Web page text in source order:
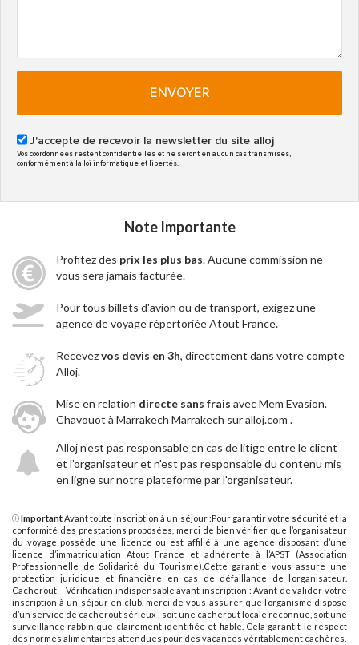
ENVOYER
J'accepte de recevoir la newsletter du site alloj
Vos coordonnées restent confidentielles et ne seront en aucun cas transmises,
conformément à la loi informatique et libertés.
Note Importante
Profitez des prix les plus bas. Aucune commission ne
vous sera jamais facturée.
Pour tous billets d'avion ou de transport, exigez une
agence de voyage répertoriée Atout France.
Recevezvos devis en 3h, directement dans votre compte
Alloj.
Mise en relation directe sans frais avec Mem Evasion.
Chavouot à Marrakech Marrakech sur alloj.com .
Alloj n'est pas responsable en cas de litige entre le client
et l’organisateur et n'est pas responsable du contenu mis
en ligne sur notre plateforme par l'organisateur.
ImportantAvant toute inscription à un séjour :Pour garantir votre sécurité et la
conformité des prestations proposées, merci de bien vérifier que l’organisateur
du voyage possède une licence ou est affilié à une agence disposant d’une
licence d’immatriculation Atout France et adhérente à l’APST (Association
Professionnelle de Solidarité du Tourisme).Cette garantie vous assure une
protection juridique et financière en cas de défaillance de l’organisateur.
Cacherout – Vérification indispensable avant inscription : Avant de valider votre
inscription à un séjour en club, merci de vous assurer que l’organisme dispose
d’un service de cacherout sérieux : soit une cacherout locale reconnue, soit une
surveillance rabbinique clairement identifiée et fiable. Cela garantit le respect
des normes alimentaires attendues pour des vacances véritablement cachères.